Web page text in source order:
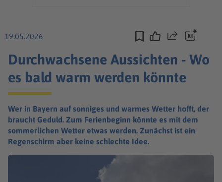
19.05.2026 Teilen
Durchwachsene Aussichten - Wo
es bald warm werden könnte
Wer in Bayern auf sonniges und warmes Wetter hofft, der
braucht Geduld. Zum Ferienbeginn könnte es mit dem
sommerlichen Wetter etwas werden. Zunächst ist ein
Regenschirm aber keine schlechte Idee.